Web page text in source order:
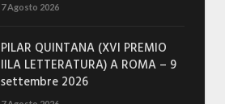
7 Agosto 2026
PILAR QUINTANA (XVI PREMIO
IILA LETTERATURA) A ROMA – 9
settembre 2026